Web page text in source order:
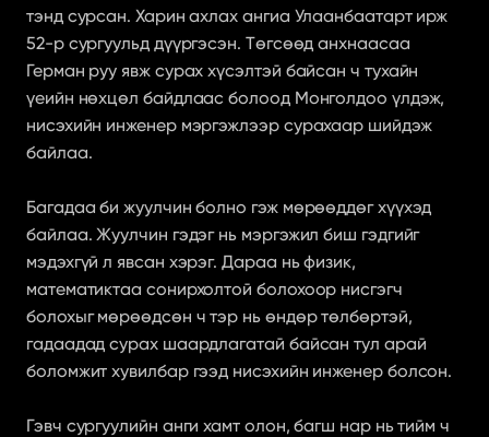
тэнд сурсан. Харин ахлах ангиа Улаанбаатарт ирж
52-р сургуульд дүүргэсэн. Төгсөөд анхнаасаа
Герман руу явж сурах хүсэлтэй байсан ч тухайн
үеийн нөхцөл байдлаас болоод Монголдоо үлдэж,
нисэхийн инженер мэргэжлээр сурахаар шийдэж
байлаа.
Багадаа би жуулчин болно гэж мөрөөддөг хүүхэд
байлаа. Жуулчин гэдэг нь мэргэжил биш гэдгийг
мэдэхгүй л явсан хэрэг. Дараа нь физик,
математиктаа сонирхолтой болохоор нисгэгч
болохыг мөрөөдсөн ч тэр нь өндөр төлбөртэй,
гадаадад сурах шаардлагатай байсан тул арай
боломжит хувилбар гээд нисэхийн инженер болсон.
Гэвч сургуулийн анги хамт олон, багш нар нь тийм ч